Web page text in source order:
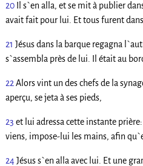
20 Il s`en alla, et se mit à publier
avait fait pour lui. Et tous furent
21 Jésus dans la barque regagna
s`assembla près de lui. Il était au
22 Alors vint un des chefs de la
aperçu, se jeta à ses pieds,
23 et lui adressa cette instante
viens, impose-lui les mains, afin
24Jésus s`en alla avec lui. Et une